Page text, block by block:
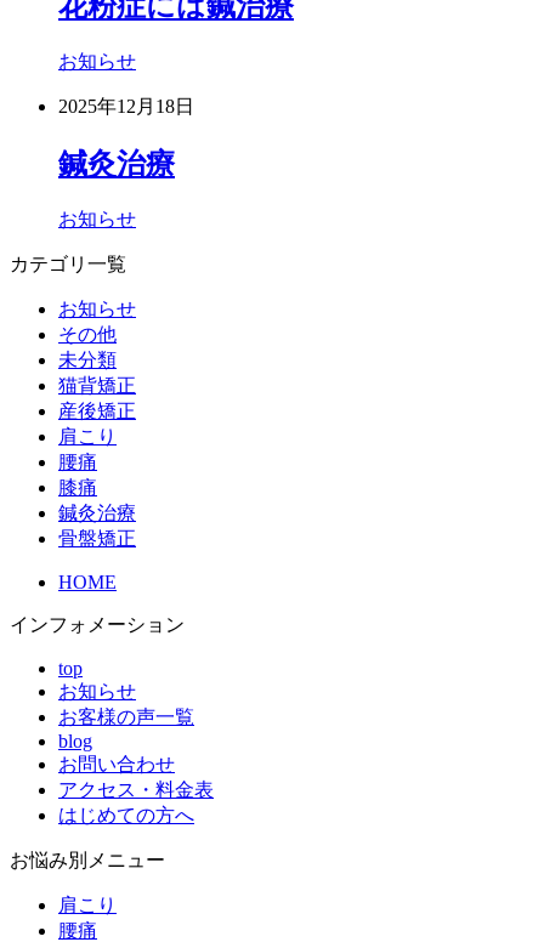
お知らせ
2025年12月18日
鍼灸治療
お知らせ
カテゴリ一覧
お知らせ
その他
未分類
猫背矯正
産後矯正
肩こり
腰痛
膝痛
鍼灸治療
骨盤矯正
HOME
インフォメーション
top
お知らせ
お客様の声一覧
blog
お問い合わせ
アクセス・料金表
はじめての方へ
お悩み別メニュー
肩こり
腰痛